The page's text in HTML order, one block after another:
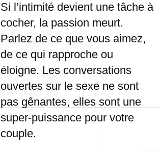
Si l’intimité devient une tâche à
cocher, la passion meurt.
Parlez de ce que vous aimez,
de ce qui rapproche ou
éloigne. Les conversations
ouvertes sur le sexe ne sont
pas gênantes, elles sont une
super-puissance pour votre
couple.